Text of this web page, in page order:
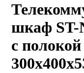
шкаф ST-
с